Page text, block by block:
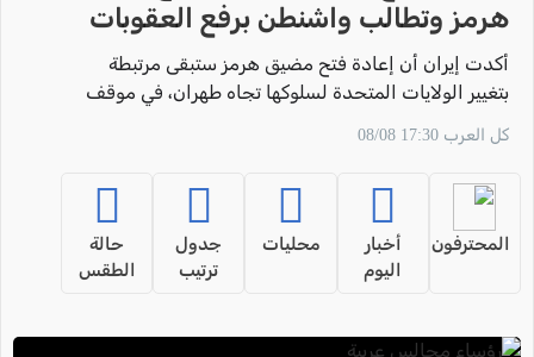
هرمز وتطالب واشنطن برفع العقوبات
أكدت إيران أن إعادة فتح مضيق هرمز ستبقى مرتبطة
بتغيير الولايات المتحدة لسلوكها تجاه طهران، في موقف
في المضيق،
كل العرب 17:30 08/08
المحترفون
أخبار
اليوم
محليات
جدول
ترتيب
حالة
الطقس